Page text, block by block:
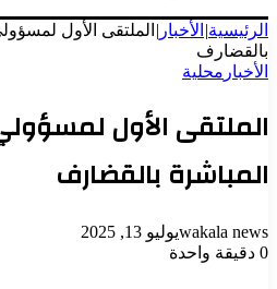
الرئيسية| الأخبار | الملتقى الأول
بالقضارف
الأخبار محلية
الملتقى الأول
المباشرة بالقضارف
wakala newsيوليو 13, 2025
0 دقيقة واحدة